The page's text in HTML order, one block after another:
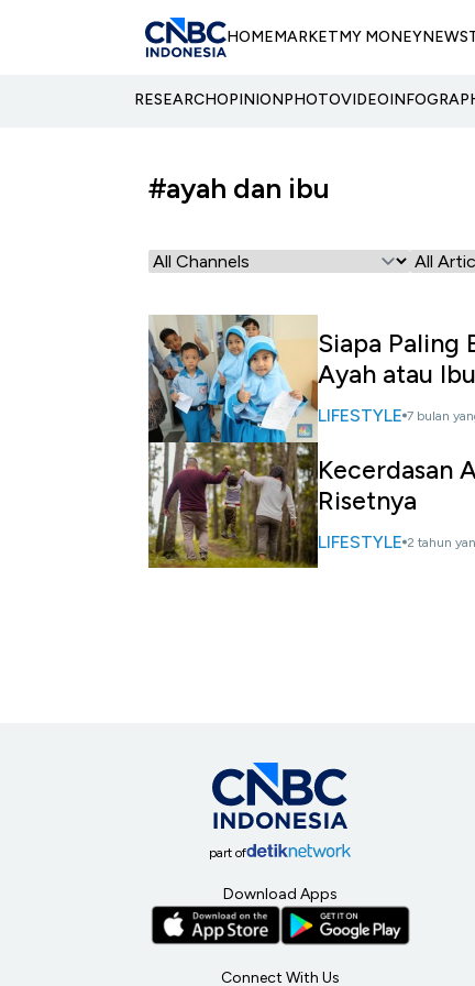
HOMEMARKETMY MONEYNEWS
RESEARCHOPINIONPHOTOVIDEO
#ayah dan ibu
Siapa Paling
Ayah atau
LIFESTYLE 7 bulan
Kecerdasan
Risetnya
LIFESTYLE 2 tahun
part of
Download Apps
Connect With Us